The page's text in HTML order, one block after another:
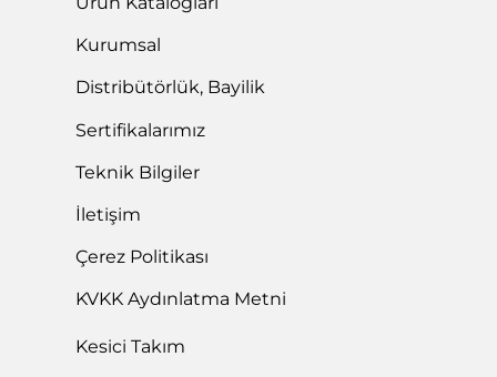
Kurumsal
Distribütörlük, Bayilik
Sertifikalarımız
Teknik Bilgiler
İletişim
Çerez Politikası
KVKK Aydınlatma Metni
Kesici Takım